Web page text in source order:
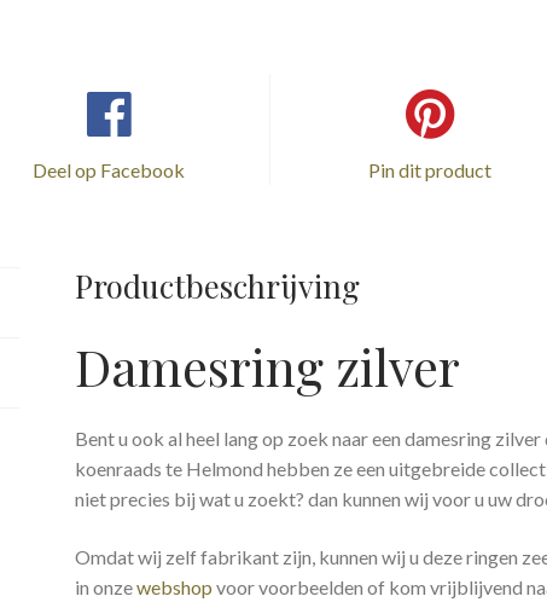
Deel op Facebook Pin dit product
Productbeschrijving
Damesring zilver
Bent u ook al heel lang op zoek naar een damesring
koenraads te Helmond hebben ze een uitgebreide
niet precies bij wat u zoekt? dan kunnen wij voor u uw
Omdat wij zelf fabrikant zijn, kunnen wij u deze ringen
in onzewebshop voor voorbeelden of kom vrijblijvend